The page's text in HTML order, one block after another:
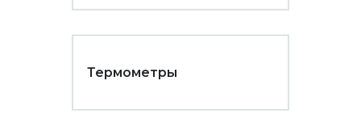
Термометры